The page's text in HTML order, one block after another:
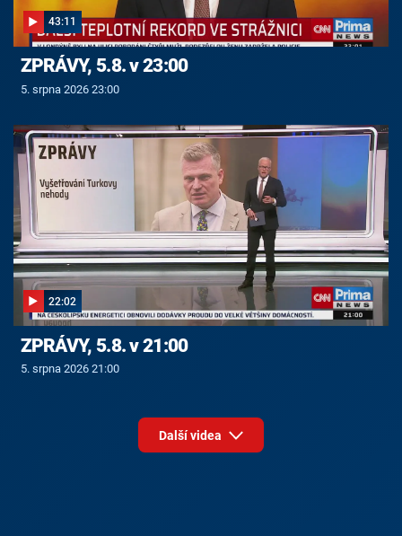
43:11
ZPRÁVY, 5.8. v 23:00
5. srpna 2026 23:00
22:02
ZPRÁVY, 5.8. v 21:00
5. srpna 2026 21:00
Další videa